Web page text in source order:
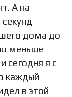
А на
дома до
меньше
сегодня я с
каждый
в этой